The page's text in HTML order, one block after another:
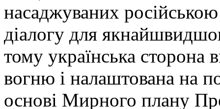
насаджуваних
діалогу для
тому українська
вогню і налаштована на
основі Мирного плану